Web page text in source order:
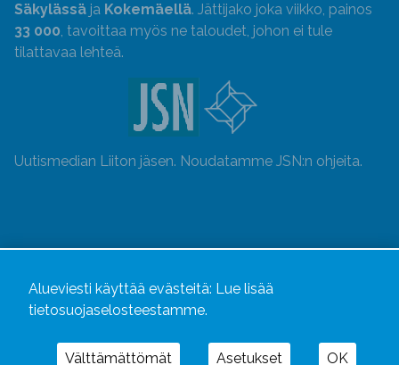
Säkylässä ja Kokemäellä. Jättijako joka viikko, painos
33 000, tavoittaa myös ne taloudet, johon ei tule
tilattavaa lehteä.
Uutismedian Liiton jäsen. Noudatamme JSN:n ohjeita.
Alueviesti käyttää evästeitä: Lue lisää
tietosuojaselosteestamme.
Välttämättömät Asetukset OK